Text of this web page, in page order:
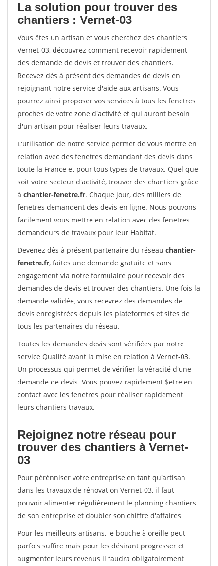
La solution pour trouver des
chantiers : Vernet-03
Vous êtes un artisan et vous cherchez des chantiers
Vernet-03, découvrez comment recevoir rapidement
des demande de devis et trouver des chantiers.
Recevez dès à présent des demandes de devis en
rejoignant notre service d'aide aux artisans. Vous
pourrez ainsi proposer vos services à tous les fenetres
proches de votre zone d'activité et qui auront besoin
d'un artisan pour réaliser leurs travaux.
L'utilisation de notre service permet de vous mettre en
relation avec des fenetres demandant des devis dans
toute la France et pour tous types de travaux. Quel que
soit votre secteur d'activité, trouver des chantiers grâce
à chantier-fenetre.fr. Chaque jour, des milliers de
fenetres demandent des devis en ligne. Nous pouvons
facilement vous mettre en relation avec des fenetres
demandeurs de travaux pour leur Habitat.
Devenez dès à présent partenaire du réseau chantier-
fenetre.fr, faites une demande gratuite et sans
engagement via notre formulaire pour recevoir des
demandes de devis et trouver des chantiers. Une fois la
demande validée, vous recevrez des demandes de
devis enregistrées depuis les plateformes et sites de
tous les partenaires du réseau.
Toutes les demandes devis sont vérifiées par notre
service Qualité avant la mise en relation à Vernet-03.
Un processus qui permet de vérifier la véracité d'une
demande de devis. Vous pouvez rapidement $etre en
contact avec les fenetres pour réaliser rapidement
leurs chantiers travaux.
Rejoignez notre réseau pour
trouver des chantiers à Vernet-
03
Pour pérénniser votre entreprise en tant qu'artisan
dans les travaux de rénovation Vernet-03, il faut
pouvoir alimenter régulièrement le planning chantiers
de son entreprise et doubler son chiffre d'affaires.
Pour les meilleurs artisans, le bouche à oreille peut
parfois suffire mais pour les désirant progresser et
augmenter leurs revenus il faudra obligatoirement